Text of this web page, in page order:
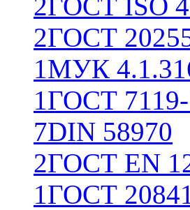
2ГОСТ
1МУК
1ГОСТ
7DIN 58970
2ГОСТ EN
1ГОСТ